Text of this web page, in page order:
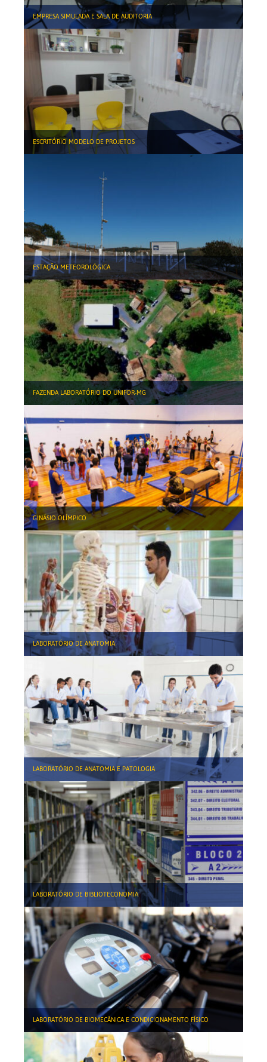
EMPRESA SIMULADA E SALA DE AUDITORIA
ESCRITÓRIO MODELO DE PROJETOS
ESTAÇÃO METEOROLÓGICA
FAZENDA LABORATÓRIO DO UNIFOR-MG
GINÁSIO OLÍMPICO
LABORATÓRIO DE ANATOMIA
LABORATÓRIO DE ANATOMIA E PATOLOGIA
LABORATÓRIO DE BIBLIOTECONOMIA
LABORATÓRIO DE BIOMECÂNICA E CONDICIONAMENTO FÍSICO